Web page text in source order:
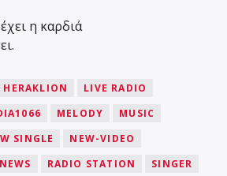
η καρδιά
HERAKLION
LIVE RADIO
MELODY
MUSIC
SINGLE
NEW-VIDEO
NEWS RADIO STATION
SINGER